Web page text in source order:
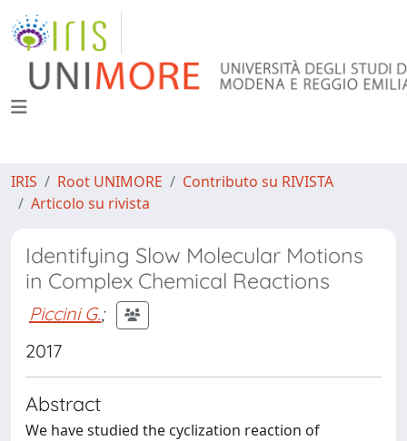
IRIS Root UNIMORE
Contributo su RIVISTA
Articolo su rivista
Identifying Slow Molecular Motions
in Complex Chemical Reactions
Piccini G.;
2017
Abstract
We have studied the cyclization reaction of